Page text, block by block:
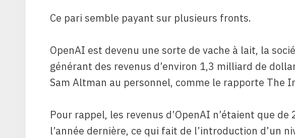
Ce pari semble payant sur plusieurs fronts.
OpenAI est devenu une sorte de vache à lait, la
générant des revenus d’environ 1,3 milliard de
Sam Altman au personnel, comme le rapporte The
Pour rappel, les revenus d’OpenAI n’étaient que
l’année dernière, ce qui fait de l’introduction d’un